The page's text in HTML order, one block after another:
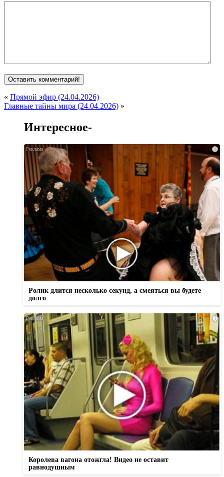
« Прямой эфир (24.04.2026)
Главные тайны мира (24.04.2026) »
Интересное-
i
Ролик длится несколько секунд, а смеяться вы будете
долго
i
Королева вагона отожгла! Видео не оставит
равнодушным